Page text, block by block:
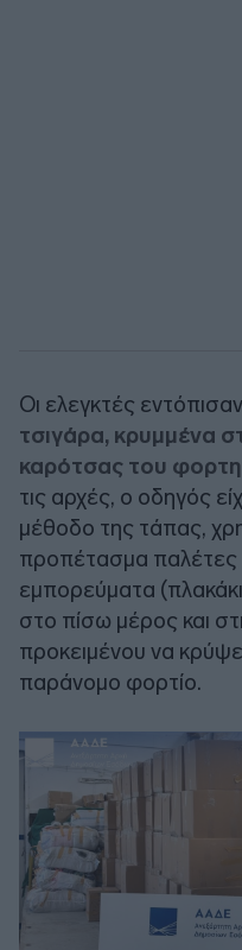
Οι ελεγκτές εντόπισαν
τσιγάρα, κρυμμένα
καρότσας του
τις αρχές, ο οδηγός
μέθοδο της τάπας,
προπέτασμα παλέτες
εμπορεύματα
στο πίσω μέρος και
προκειμένου να
παράνομο φορτίο.